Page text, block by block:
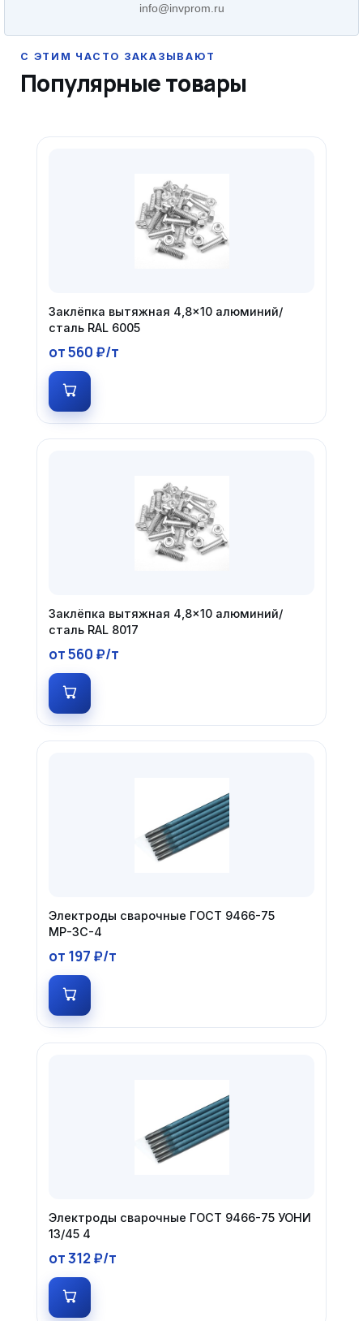
info@invprom.ru
Популярные товары
Заклёпка вытяжная 4,8×10 алюминий/
сталь RAL 6005
от 560 ₽/т
Заклёпка вытяжная 4,8×10 алюминий/
сталь RAL 8017
от 560 ₽/т
Электроды сварочные ГОСТ 9466-75
МР-3С-4
от 197 ₽/т
Электроды сварочные ГОСТ 9466-75 УОНИ
13/45 4
от 312 ₽/т